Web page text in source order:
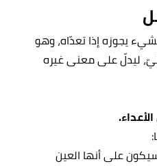
يجوزه إذا تعدّاه، وهو
ليدلّ على معنى غيره
على أنها العين